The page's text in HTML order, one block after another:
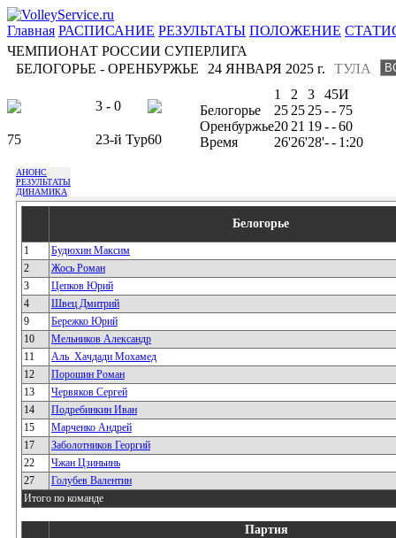
Главная РАСПИСАНИЕ РЕЗУЛЬТАТЫ ПОЛОЖЕНИЕ
ЧЕМПИОНАТ РОССИИ СУПЕРЛИГА
БЕЛОГОРЬЕ - ОРЕНБУРЖЬЕ
ТУЛА
24 ЯНВАРЯ 2025 г.
3 - 0
75 23-й Тур60
1 2 3 45И
Белогорье
25 25 25-- 75
Оренбуржье20 21 19--60
Время
26'26'28'-- 1:20
АНОНС
РЕЗУЛЬТАТЫ
ДИНАМИКА
Белогорье
1
Будюхин Максим
2
Жось Роман
3
Цепков Юрий
4
Швец Дмитрий
9
Бережко Юрий
10
Мельников Александр
11
Аль_Хачдади Мохамед
12
Порошин Роман
13
Червяков Сергей
14
Подребинкин Иван
15
Марченко Андрей
17
Заболотников Георгий
22
Чжан Цзиньинь
27
Голубев Валентин
Итого по команде
Партия